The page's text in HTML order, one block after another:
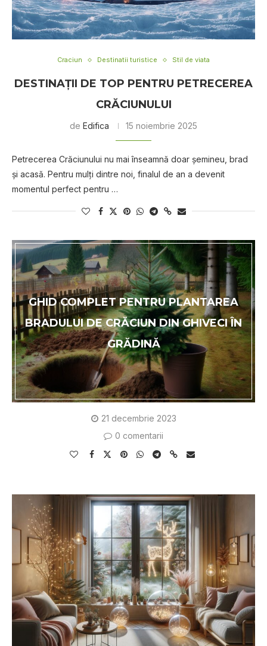
Craciun Destinatii turistice Stil de viata
DESTINAȚII DE TOP PENTRU PETRECEREA
CRĂCIUNULUI
de Edifica 15 noiembrie 2025
Petrecerea Crăciunului nu mai înseamnă doar șemineu, brad
și acasă. Pentru mulți dintre noi, finalul de an a devenit
momentul perfect pentru …
GHID COMPLET PENTRU PLANTAREA
BRADULUI DE CRĂCIUN DIN GHIVECI ÎN
GRĂDINĂ
21 decembrie 2023
0 comentarii